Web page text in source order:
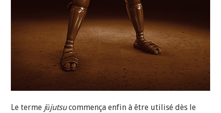
Le terme jūjutsucommença enfin à être utilisé dès le